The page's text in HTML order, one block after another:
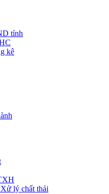
tỉnh
kê
lý chất thải